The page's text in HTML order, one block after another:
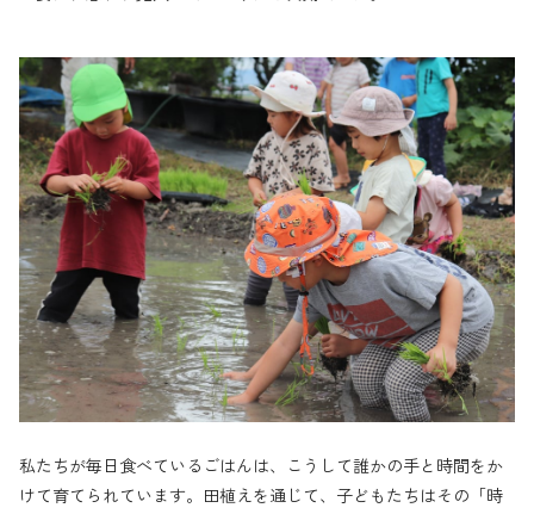
私たちが毎日食べているごはんは、こうして誰かの手と時間をか
けて育てられています。田植えを通じて、子どもたちはその「時